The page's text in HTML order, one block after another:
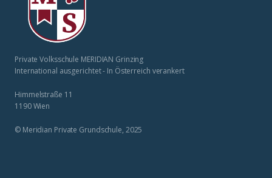
Private Volksschule MERIDIAN Grinzing
International ausgerichtet - In Österreich verankert
Himmelstraße 11
1190 Wien
© Meridian Private Grundschule, 2025